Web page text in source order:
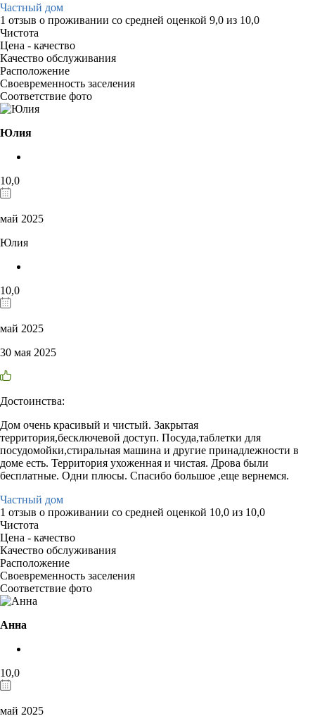
Частный дом
1 отзыв о проживании со средней оценкой 9,0 из 10,0
Чистота
Цена - качество
Качество обслуживания
Расположение
Своевременность заселения
Соответствие фото
Юлия
10,0
май 2025
Юлия
10,0
май 2025
30 мая 2025
Достоинства:
Дом очень красивый и чистый. Закрытая
территория,бесключевой доступ. Посуда,таблетки для
посудомойки,стиральная машина и другие принадлежности в
доме есть. Территория ухоженная и чистая. Дрова были
бесплатные. Одни плюсы. Спасибо большое ,еще вернемся.
Частный дом
1 отзыв о проживании со средней оценкой 10,0 из 10,0
Чистота
Цена - качество
Качество обслуживания
Расположение
Своевременность заселения
Соответствие фото
Анна
10,0
май 2025